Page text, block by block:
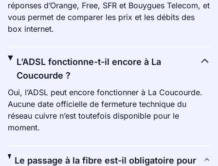
réponses d’Orange, Free, SFR et Bouygues Telecom, et
vous permet de comparer les prix et les débits des
box internet.
L’ADSL fonctionne-t-il encore à La
Coucourde ?
Oui, l’ADSL peut encore fonctionner à La Coucourde.
Aucune date officielle de fermeture technique du
réseau cuivre n’est toutefois disponible pour le
moment.
Le passage à la fibre est-il obligatoire pour